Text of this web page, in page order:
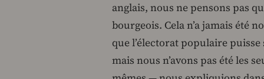
anglais, nous ne pensons pas
bourgeois. Cela n’a jamais été
que l’électorat populaire
mais nous n’avons pas été les